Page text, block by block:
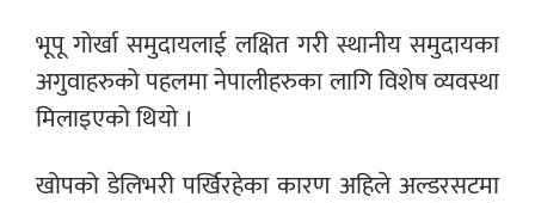
भूपू गोर्खा समुदायलाई लक्षित गरी स्थानीय समुदायका
अगुवाहरुको पहलमा नेपालीहरुका लागि विशेष व्यवस्था
मिलाइएको थियो ।
खोपको डेलिभरी पर्खिरहेका कारण अहिले अल्डरसटमा